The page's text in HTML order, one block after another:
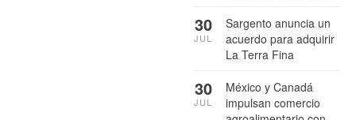
Sargento anuncia un
acuerdo para adquirir
La Terra Fina
30
JUL
México y Canadá
impulsan comercio
30
JUL